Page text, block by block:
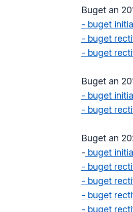
Buget an
- buget
- buget
- buget
Buget an
- buget
- buget
Buget an
- buget
- buget
- buget
- buget
- buget